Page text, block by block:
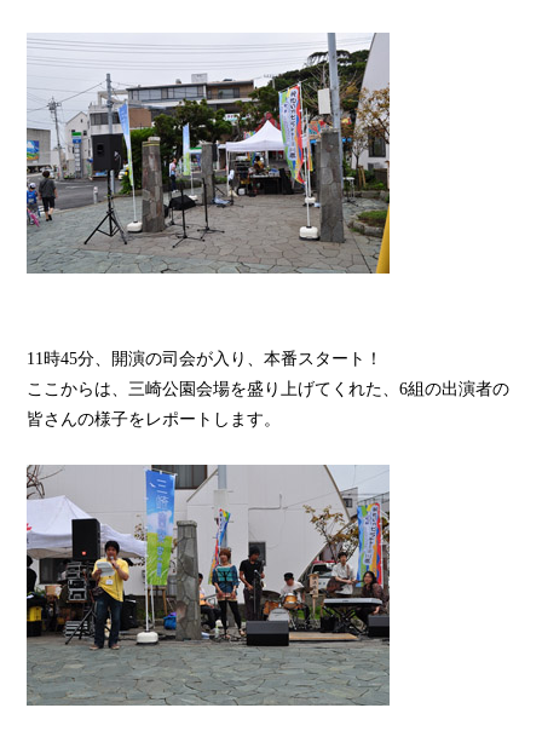
11時45分、開演の司会が入り、本番スタート！
ここからは、三崎公園会場を盛り上げてくれた、6組の出演者の
皆さんの様子をレポートします。